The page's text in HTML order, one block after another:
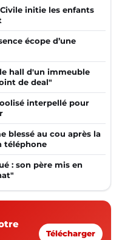
initie les enfants
écope d’une
hall d'un immeuble
de deal"
interpellé pour
blessé au cou après la
téléphone
: son père mis en
Télécharger